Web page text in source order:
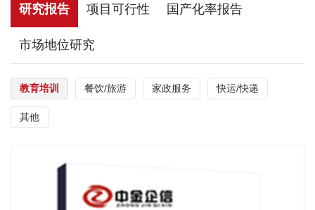
研究报告 项目可行性 国产化率报告
市场地位研究
教育培训 餐饮/旅游 家政服务 快运/快递
其他